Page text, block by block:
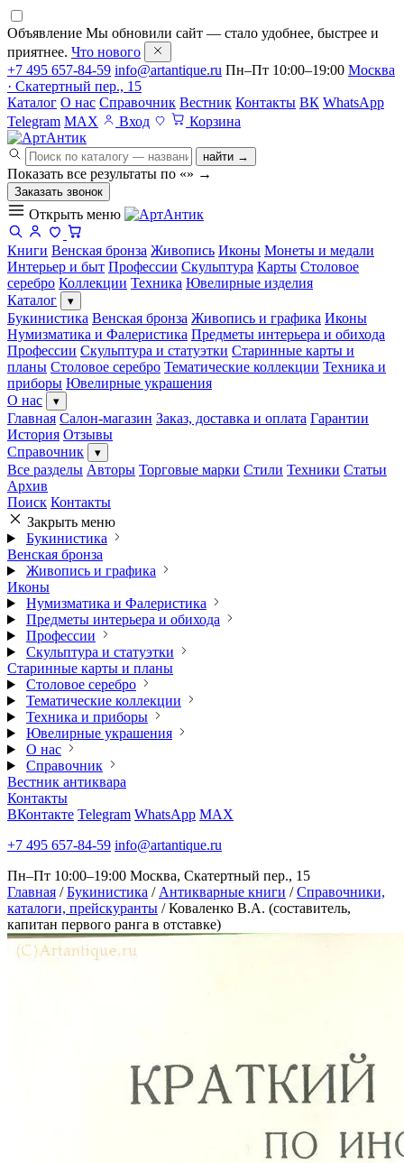
Объявление Мы обновили сайт — стало удобнее, быстрее и
приятнее. Что нового
+7 495 657-84-59 info@artantique.ru Пн–Пт 10:00–19:00 Москва
· Скатертный пер., 15
Каталог О нас Справочник Вестник Контакты ВК WhatsApp
Telegram MAX Вход Корзина
найти →
Показать все результаты по «» →
Заказать звонок
Открыть меню
Книги Венская бронза Живопись Иконы Монеты и медали
Интерьер и быт Профессии Скульптура Карты Столовое
серебро Коллекции Техника Ювелирные изделия
Каталог
▾
Букинистика Венская бронза Живопись и графика Иконы
Нумизматика и Фалеристика Предметы интерьера и обихода
Профессии Скульптура и статуэтки Старинные карты и
планы Столовое серебро Тематические коллекции Техника и
приборы Ювелирные украшения
О нас
▾
Главная Салон-магазин Заказ, доставка и оплата Гарантии
История Отзывы
Справочник
▾
Все разделы Авторы Торговые марки Стили Техники Статьи
Архив
Поиск Контакты
Закрыть меню
Букинистика
Венская бронза
Живопись и графика
Иконы
Нумизматика и Фалеристика
Предметы интерьера и обихода
Профессии
Скульптура и статуэтки
Старинные карты и планы
Столовое серебро
Тематические коллекции
Техника и приборы
Ювелирные украшения
О нас
Справочник
Вестник антиквара
Контакты
ВКонтакте Telegram WhatsApp MAX
+7 495 657-84-59 info@artantique.ru
Пн–Пт 10:00–19:00 Москва, Скатертный пер., 15
Главная / Букинистика / Антикварные книги / Справочники,
каталоги, прейскуранты / Коваленко В.А. (составитель,
капитан первого ранга в отставке)